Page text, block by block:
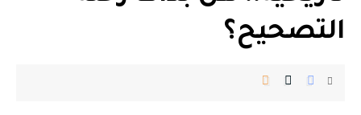
التصحيح؟